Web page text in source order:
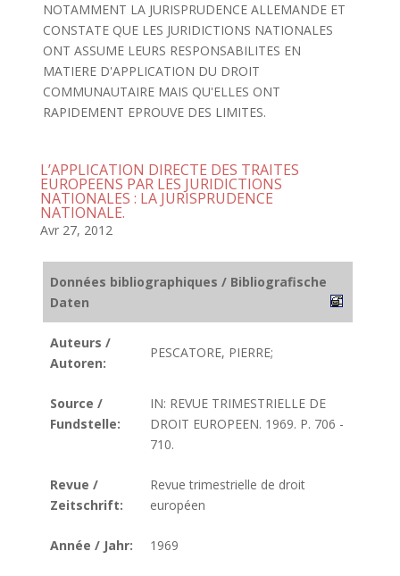
NOTAMMENT LA JURISPRUDENCE ALLEMANDE ET
CONSTATE QUE LES JURIDICTIONS NATIONALES
ONT ASSUME LEURS RESPONSABILITES EN
MATIERE D'APPLICATION DU DROIT
COMMUNAUTAIRE MAIS QU'ELLES ONT
RAPIDEMENT EPROUVE DES LIMITES.
L’APPLICATION DIRECTE DES TRAITES
EUROPEENS PAR LES JURIDICTIONS
NATIONALES : LA JURISPRUDENCE
NATIONALE.
Avr 27, 2012
Données bibliographiques / Bibliografische
Daten
Auteurs /
Autoren:
PESCATORE, PIERRE;
Source /
Fundstelle:
IN: REVUE TRIMESTRIELLE DE
DROIT EUROPEEN. 1969. P. 706 -
710.
Revue /
Zeitschrift:
Revue trimestrielle de droit
européen
Année / Jahr: 1969